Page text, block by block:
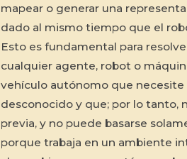
mapear o generar una
dado al mismo tiempo que el
Esto es fundamental para
cualquier agente, robot o
vehículo autónomo que
desconocido y que; por lo tanto,
previa, y no puede basarse
porque trabaja en un ambiente